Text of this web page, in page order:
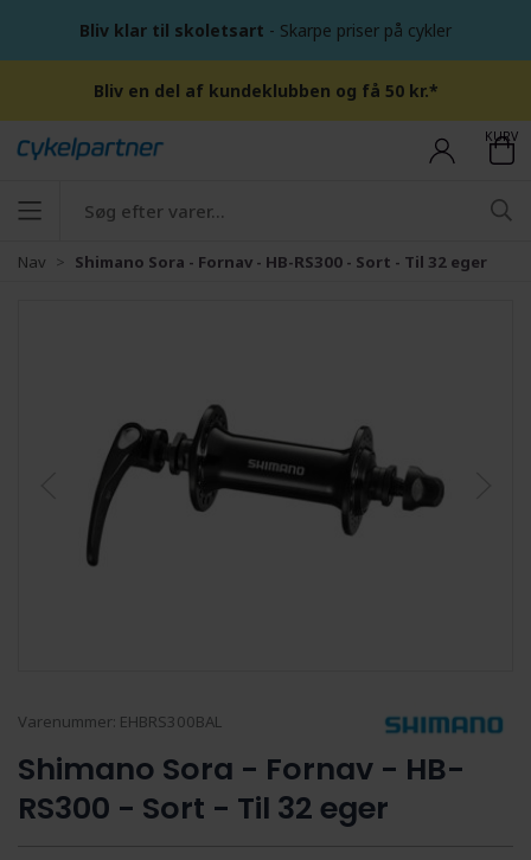
Bliv klar til skoletsart - Skarpe priser på cykler
Bliv en del af kundeklubben og få 50 kr.*
KURV
Nav Shimano Sora - Fornav - HB-RS300 - Sort - Til 32 eger
Varenummer: EHBRS300BAL
Shimano Sora - Fornav - HB-
RS300 - Sort - Til 32 eger